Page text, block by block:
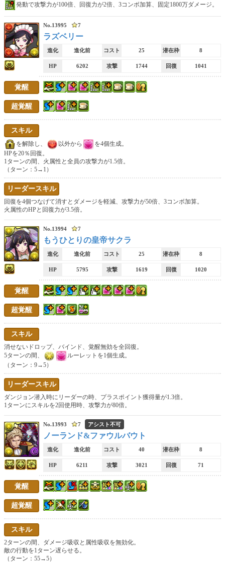
発動で攻撃力が100倍、回復力が2倍、3コンボ加算、固定1800万ダメージ。
No.13995 7
ラズベリー
進化 進化前 コスト 25 潜在枠 8
HP 6202 攻撃 1744 回復 1041
覚醒
超覚醒
スキル
を解除し、 以外から
を4個生成。
HPを20％回復。
1ターンの間、火属性と全員の攻撃力が1.5倍。
（ターン：5→1）
リーダースキル
回復を4個つなげて消すとダメージを軽減、攻撃力が50倍、3コンボ加算。
火属性のHPと回復力が3.5倍。
No.13994 7
もうひとりの皇帝サクラ
進化 進化前 コスト 25 潜在枠 8
HP 5795 攻撃 1619 回復 1020
覚醒
超覚醒
スキル
消せないドロップ、バインド、覚醒無効を全回復。
5ターンの間、
ルーレットを1個生成。
（ターン：9→5）
リーダースキル
ダンジョン潜入時にリーダーの時、プラスポイント獲得量が1.3倍。
1ターンにスキルを2回使用時、攻撃力が80倍。
No.13993 7 アシスト不可
ノーランド&ファウルバウト
進化 進化前 コスト 40 潜在枠 8
HP 6211 攻撃 3021 回復 71
覚醒
超覚醒
スキル
2ターンの間、ダメージ吸収と属性吸収を無効化。
敵の行動を1ターン遅らせる。
（ターン：55→5）